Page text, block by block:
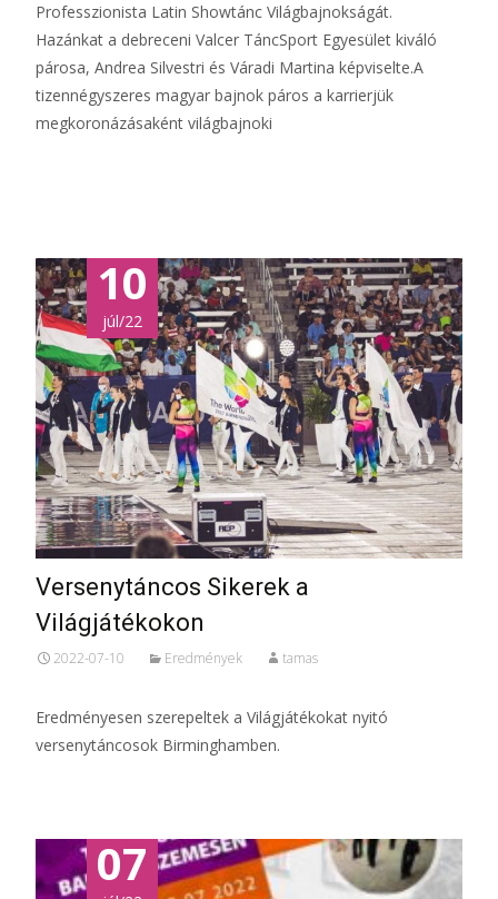
Professzionista Latin Showtánc Világbajnokságát.
Hazánkat a debreceni Valcer TáncSport Egyesület kiváló
párosa, Andrea Silvestri és Váradi Martina képviselte.A
tizennégyszeres magyar bajnok páros a karrierjük
megkoronázásaként világbajnoki
10
júl/22
Versenytáncos Sikerek a
Világjátékokon
2022-07-10 Eredmények tamas
Eredményesen szerepeltek a Világjátékokat nyitó
versenytáncosok Birminghamben.
07